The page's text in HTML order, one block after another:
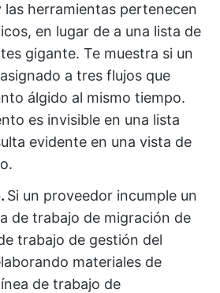
las herramientas pertenecen
en lugar de a una lista de
gigante. Te muestra si un
a tres flujos que
álgido al mismo tiempo.
es invisible en una lista
evidente en una vista de
Si un proveedor incumple un
de trabajo de migración de
trabajo de gestión del
materiales de
de trabajo de